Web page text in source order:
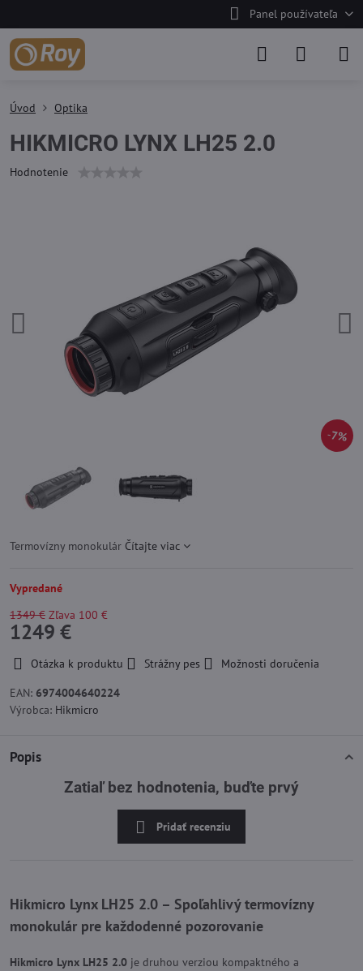
Panel používateľa
7%
Úvod Optika
HIKMICRO LYNX LH25 2.0
Hodnotenie
Termovízny monokulár Čítajte viac
Vypredané
1349 € Zľava 100 €
1249 €
Otázka k produktu Strážny pes
Možnosti doručenia
EAN: 6974004640224
Výrobca: Hikmicro
Popis
Zatiaľ bez hodnotenia, buďte prvý
Pridať recenziu
Hikmicro Lynx LH25 2.0 – Spoľahlivý termovízny
monokulár pre každodenné pozorovanie
Hikmicro Lynx LH25 2.0 je druhou verziou kompaktného a